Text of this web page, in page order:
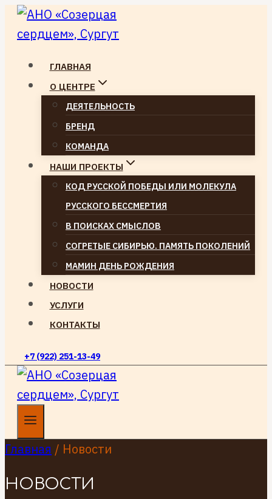
Перейти
ГЛАВНАЯ
О ЦЕНТРЕ
ДЕЯТЕЛЬНОСТЬ
БРЕНД
КОМАНДА
НАШИ ПРОЕКТЫ
КОД РУССКОЙ ПОБЕДЫ ИЛИ МОЛЕКУЛА
РУССКОГО БЕССМЕРТИЯ
В ПОИСКАХ СМЫСЛОВ
СОГРЕТЫЕ СИБИРЬЮ. ПАМЯТЬ ПОКОЛЕНИЙ
МАМИН ДЕНЬ РОЖДЕНИЯ
НОВОСТИ
УСЛУГИ
КОНТАКТЫ
+7 (922) 251-13-49
Главная / Новости
НОВОСТИ